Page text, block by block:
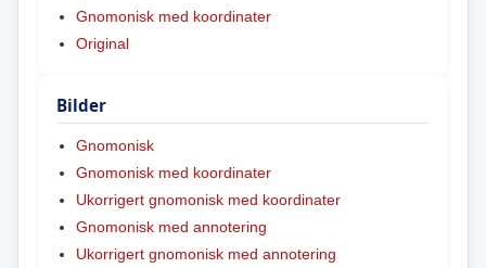
Gnomonisk med koordinater
Original
Bilder
Gnomonisk
Gnomonisk med koordinater
Ukorrigert gnomonisk med koordinater
Gnomonisk med annotering
Ukorrigert gnomonisk med annotering